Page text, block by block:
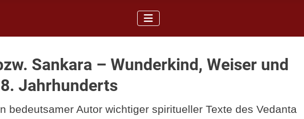
Sankara – Wunderkind, Weiser und
Jahrhunderts
bedeutsamer Autor wichtiger spiritueller Texte des Vedanta